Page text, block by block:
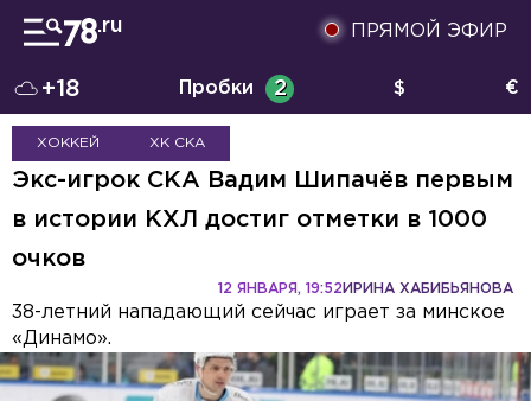
ПРЯМОЙ ЭФИР
+18 Пробки 2 $ €
ХОККЕЙ ХК СКА
Экс-игрок СКА Вадим Шипачёв первым
в истории КХЛ достиг отметки в 1000
очков
ИРИНА ХАБИБЬЯНОВА
12 ЯНВАРЯ, 19:52
38-летний нападающий сейчас играет за минское
«Динамо».